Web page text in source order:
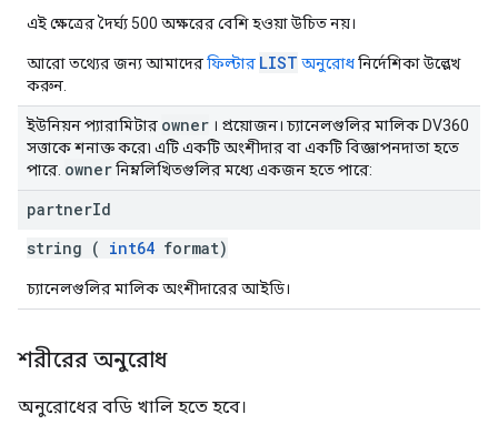
এই ক্ষেত্রের দৈর্ঘ্য 500 অক্ষরের বেশি হওয়া উচিত নয়।
আরো তথ্যের জন্য আমাদেরফিল্টার LIST অনুরোধনির্দেশিকা উল্লেখ
করুন.
ইউনিয়ন প্যারামিটার owner । প্রয়োজন। চ্যানেলগুলির মালিক DV360
সত্তাকে শনাক্ত করে৷ এটি একটি অংশীদার বা একটি বিজ্ঞাপনদাতা হতে
পারে. ownerনিম্নলিখিতগুলির মধ্যে একজন হতে পারে:
partnerId
string ( int64 format)
চ্যানেলগুলির মালিক অংশীদারের আইডি।
শরীরের অনুরোধ
অনুরোধের বডি খালি হতে হবে।